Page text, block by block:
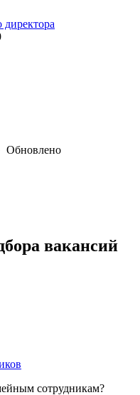
Обновлено
вакансий
сотрудникам?